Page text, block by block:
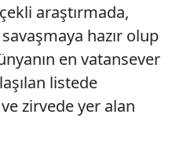
araştırmada,
hazır olup
en vatansever
listede
zirvede yer alan